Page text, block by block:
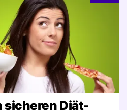
sicheren Diät-